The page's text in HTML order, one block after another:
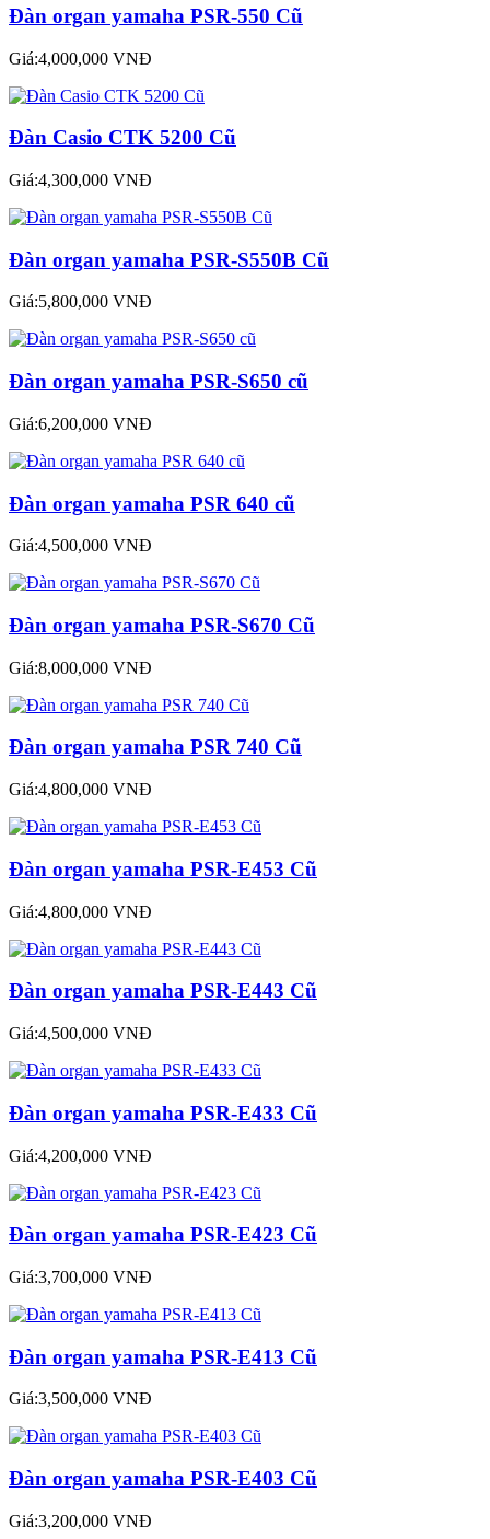
Đàn organ yamaha PSR-550 Cũ
Giá:4,000,000 VNĐ
Đàn Casio CTK 5200 Cũ
Giá:4,300,000 VNĐ
Đàn organ yamaha PSR-S550B Cũ
Giá:5,800,000 VNĐ
Đàn organ yamaha PSR-S650 cũ
Giá:6,200,000 VNĐ
Đàn organ yamaha PSR 640 cũ
Giá:4,500,000 VNĐ
Đàn organ yamaha PSR-S670 Cũ
Giá:8,000,000 VNĐ
Đàn organ yamaha PSR 740 Cũ
Giá:4,800,000 VNĐ
Đàn organ yamaha PSR-E453 Cũ
Giá:4,800,000 VNĐ
Đàn organ yamaha PSR-E443 Cũ
Giá:4,500,000 VNĐ
Đàn organ yamaha PSR-E433 Cũ
Giá:4,200,000 VNĐ
Đàn organ yamaha PSR-E423 Cũ
Giá:3,700,000 VNĐ
Đàn organ yamaha PSR-E413 Cũ
Giá:3,500,000 VNĐ
Đàn organ yamaha PSR-E403 Cũ
Giá:3,200,000 VNĐ